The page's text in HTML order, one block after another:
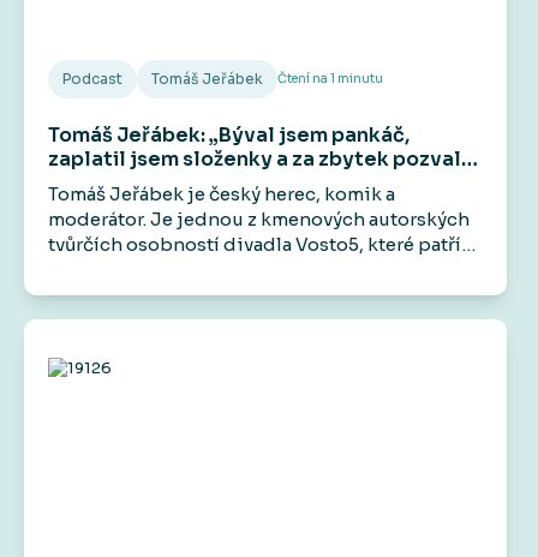
Podcast Tomáš Jeřábek Čtení na 1 minutu
Tomáš Jeřábek: „Býval jsem pankáč,
zaplatil jsem složenky a za zbytek pozval
kámoše do hospody.“
Tomáš Jeřábek je český herec, komik a
moderátor. Je jednou z kmenových autorských
tvůrčích osobností divadla Vosto5, které patří
seriálech Základka, Rapl i ve filmech jako
Gangster Ka, Román pro ženy nebo Šarlatán.
televizních reklam.